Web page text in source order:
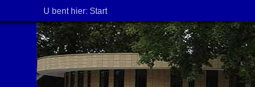
U bent hier: Start